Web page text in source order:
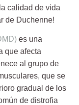
calidad de vida
de Duchenne!
es una
que afecta
al grupo de
que se
gradual de los
de distrofia